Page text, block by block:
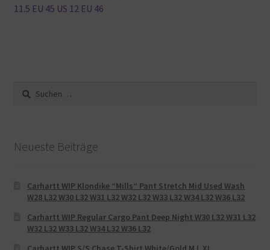
11.5 EU 45 US 12 EU 46
Suche
nach:
Neueste Beiträge
Carhartt WIP Klondike “Mills“ Pant Stretch Mid Used Wash
W28 L32 W30 L32 W31 L32 W32 L32 W33 L32 W34 L32 W36 L32
Carhartt WIP Regular Cargo Pant Deep Night W30 L32 W31 L32
W32 L32 W33 L32 W34 L32 W36 L32